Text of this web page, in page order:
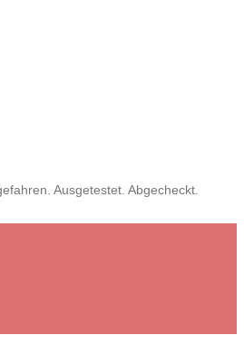
Ausgetestet. Abgecheckt.